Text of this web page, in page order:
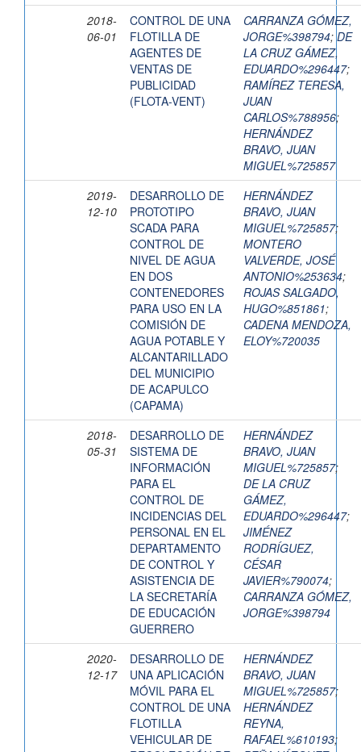
2018-
06-01
CONTROL DE UNA
FLOTILLA DE
AGENTES DE
VENTAS DE
PUBLICIDAD
(FLOTA-VENT)
CARRANZA GÓMEZ,
JORGE%398794; DE
LA CRUZ GÁMEZ,
EDUARDO%296447;
RAMÍREZ TERESA,
JUAN
CARLOS%788956;
HERNÁNDEZ
BRAVO, JUAN
MIGUEL%725857
2019-
12-10
DESARROLLO DE
PROTOTIPO
SCADA PARA
CONTROL DE
NIVEL DE AGUA
EN DOS
CONTENEDORES
PARA USO EN LA
COMISIÓN DE
AGUA POTABLE Y
ALCANTARILLADO
DEL MUNICIPIO
DE ACAPULCO
(CAPAMA)
HERNÁNDEZ
BRAVO, JUAN
MIGUEL%725857;
MONTERO
VALVERDE, JOSÉ
ANTONIO%253634;
ROJAS SALGADO,
HUGO%851861;
CADENA MENDOZA,
ELOY%720035
2018-
05-31
DESARROLLO DE
SISTEMA DE
INFORMACIÓN
PARA EL
CONTROL DE
INCIDENCIAS DEL
PERSONAL EN EL
DEPARTAMENTO
DE CONTROL Y
ASISTENCIA DE
LA SECRETARÍA
DE EDUCACIÓN
GUERRERO
HERNÁNDEZ
BRAVO, JUAN
MIGUEL%725857;
DE LA CRUZ
GÁMEZ,
EDUARDO%296447;
JIMÉNEZ
RODRÍGUEZ,
CÉSAR
JAVIER%790074;
CARRANZA GÓMEZ,
JORGE%398794
2020-
12-17
DESARROLLO DE
UNA APLICACIÓN
MÓVIL PARA EL
CONTROL DE UNA
FLOTILLA
VEHICULAR DE
HERNÁNDEZ
BRAVO, JUAN
MIGUEL%725857;
HERNÁNDEZ
REYNA,
RAFAEL%610193;